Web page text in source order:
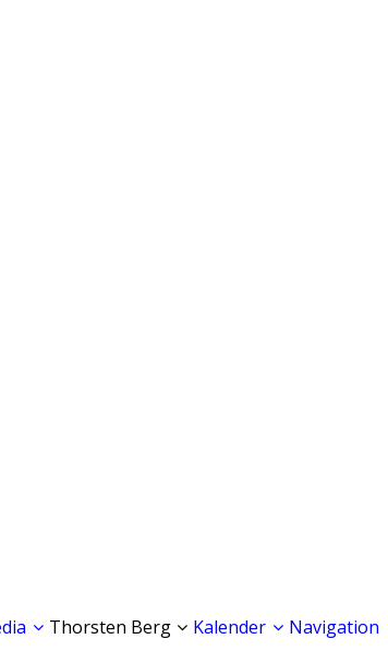
Thorsten Berg Kalender Navigation